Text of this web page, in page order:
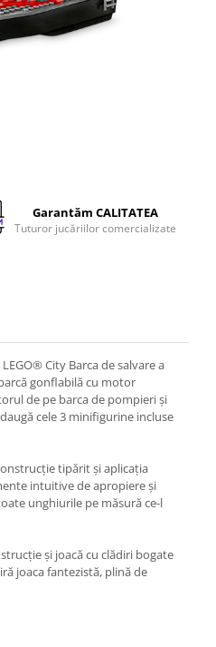
Garantăm CALITATEA
Tuturor jucăriilor comercializate
City Barca de salvare a
gonflabilă cu motor
de pe barca de pompieri şi
cele 3 minifigurine incluse
tipărit şi aplicaţia
intuitive de apropiere şi
unghiurile pe măsură ce-l
şi joacă cu clădiri bogate
joaca fantezistă, plină de